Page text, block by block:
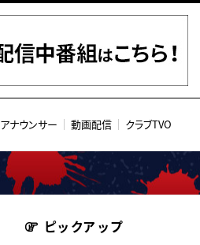
アナウンサー 動画配信 クラブTVO
ピックアップ